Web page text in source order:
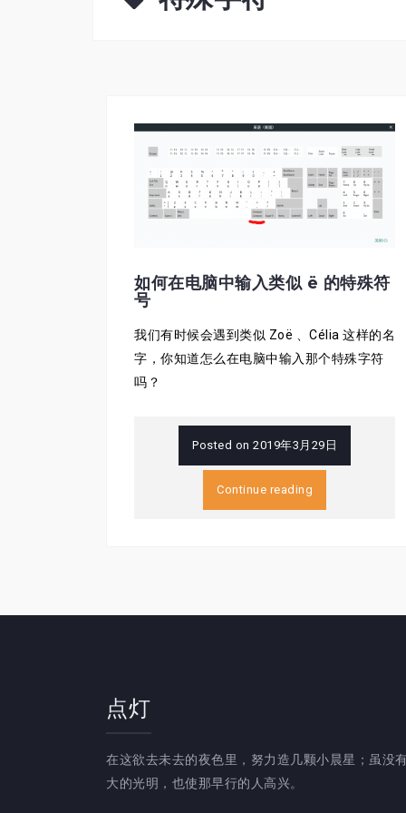
如何在电脑中输入类似 ë 的特殊符
号
我们有时候会遇到类似 Zoë 、Célia 这样的名
字，你知道怎么在电脑中输入那个特殊字符
吗？
Posted on 2019年3月29日
Continue reading
点灯
在这欲去未去的夜色里，努力造几颗小晨星；虽没
大的光明，也使那早行的人高兴。